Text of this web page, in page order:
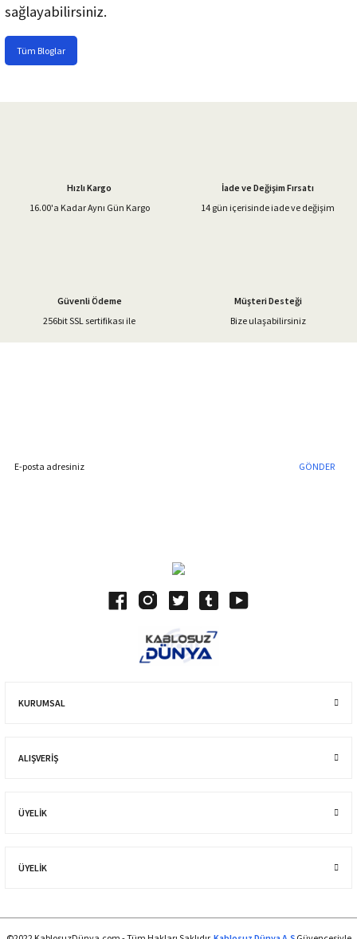
sağlayabilirsiniz.
Tüm Bloglar
Hızlı Kargo
16.00'a Kadar Aynı Gün Kargo
İade ve Değişim Fırsatı
14 gün içerisinde iade ve değişim
Güvenli Ödeme
256bit SSL sertifikası ile
Müşteri Desteği
Bize ulaşabilirsiniz
GÖNDER
KURUMSAL
ALIŞVERIŞ
ÜYELİK
ÜYELİK